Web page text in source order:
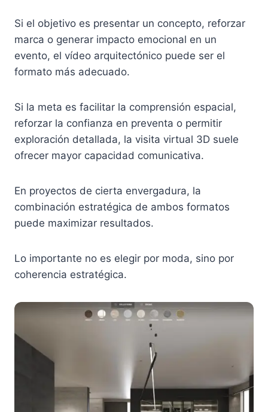
Si el objetivo es presentar un concepto, reforzar
marca o generar impacto emocional en un
evento, el vídeo arquitectónico puede ser el
formato más adecuado.
Si la meta es facilitar la comprensión espacial,
reforzar la confianza en preventa o permitir
exploración detallada, la visita virtual 3D suele
ofrecer mayor capacidad comunicativa.
En proyectos de cierta envergadura, la
combinación estratégica de ambos formatos
puede maximizar resultados.
Lo importante no es elegir por moda, sino por
coherencia estratégica.